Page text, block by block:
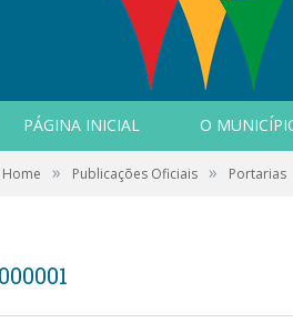
PÁGINA INICIAL O
Home » Publicações Oficiais » Portarias